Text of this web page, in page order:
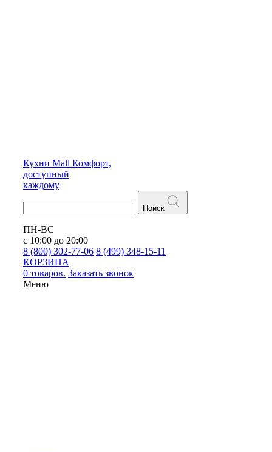
Кухни Mall Комфорт,
доступный
каждому
Поиск
ПН-ВС
с 10:00 до 20:00
8 (800) 302-77-06 8 (499) 348-15-11
КОРЗИНА
0 товаров. Заказать звонок
Меню